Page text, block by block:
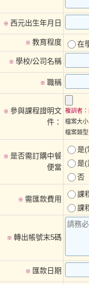
※ 西元出生年月日
※ 教育程度 在
※ 學校/公司名稱
※ 職稱
※ 參與課程證明文
件：
複訓者
檔案大小
檔案類型
※ 是否需訂購中餐
便當
是(
是(
否
※ 需匯款費用
課
課
※ 轉出帳號末5碼
※ 匯款日期